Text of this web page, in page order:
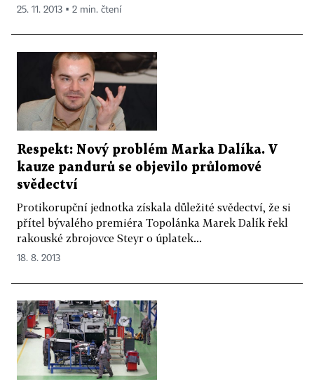
25. 11. 2013 ▪ 2 min. čtení
Respekt: Nový problém Marka Dalíka. V
kauze pandurů se objevilo průlomové
svědectví
Protikorupční jednotka získala důležité svědectví, že si
přítel bývalého premiéra Topolánka Marek Dalík řekl
rakouské zbrojovce Steyr o úplatek...
18. 8. 2013